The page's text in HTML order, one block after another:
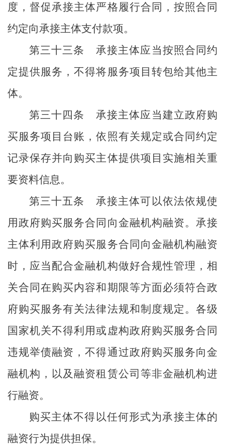
度，督促承接主体严格履行合同，按照合同
约定向承接主体支付款项。
第三十三条
承接主体应当按照合同约
定提供服务，不得将服务项目转包给其他主
体。
第三十四条
承接主体应当建立政府购
买服务项目台账，依照有关规定或合同约定
记录保存并向购买主体提供项目实施相关重
要资料信息。
第三十五条
承接主体可以依法依规使
用政府购买服务合同向金融机构融资。承接
主体利用政府购买服务合同向金融机构融资
时，应当配合金融机构做好合规性管理，相
关合同在购买内容和期限等方面必须符合政
府购买服务有关法律法规和制度规定。 各级
国家机关不得利用或虚构政府购买服务合同
违规举债融资 ，不得通过政府购买服务向金
融机构 ，以及融资租赁公司等非金融机构进
行融资。
购买主体不得以任何形式为承接主体的
融资行为提供担保。